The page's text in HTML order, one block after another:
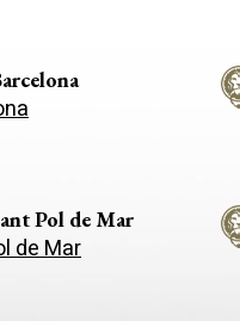
Pol de Mar
de Mar